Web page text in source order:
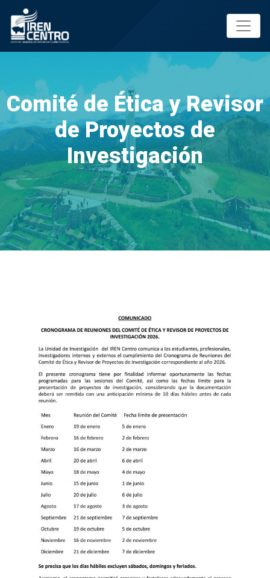
Prueba
Comité de Ética y Revisor
de Proyectos de
Investigación